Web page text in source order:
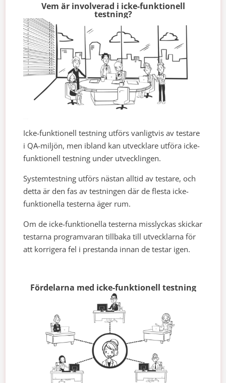
Vem är involverad i icke-funktionell
testning?
Icke-funktionell testning utförs vanligtvis av testare
i QA-miljön, men ibland kan utvecklare utföra icke-
funktionell testning under utvecklingen.
Systemtestning utförs nästan alltid av testare, och
detta är den fas av testningen där de flesta icke-
funktionella testerna äger rum.
Om de icke-funktionella testerna misslyckas skickar
testarna programvaran tillbaka till utvecklarna för
att korrigera fel i prestanda innan de testar igen.
Fördelarna med icke-funktionell testning